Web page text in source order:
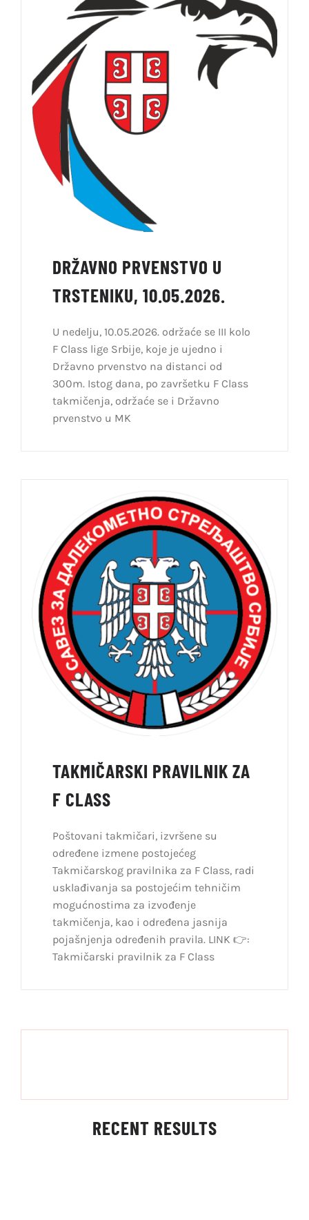
DRŽAVNO PRVENSTVO U
TRSTENIKU, 10.05.2026.
U nedelju, 10.05.2026. održaće se III kolo
F Class lige Srbije, koje je ujedno i
Državno prvenstvo na distanci od
300m. Istog dana, po završetku F Class
takmičenja, održaće se i Državno
prvenstvo u MK
TAKMIČARSKI PRAVILNIK ZA
F CLASS
Poštovani takmičari, izvršene su
određene izmene postojećeg
Takmičarskog pravilnika za F Class, radi
usklađivanja sa postojećim tehničim
mogućnostima za izvođenje
takmičenja, kao i određena jasnija
pojašnjenja određenih pravila. LINK 👉:
Takmičarski pravilnik za F Class
RECENT RESULTS